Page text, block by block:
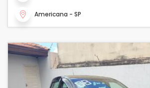
Americana - SP